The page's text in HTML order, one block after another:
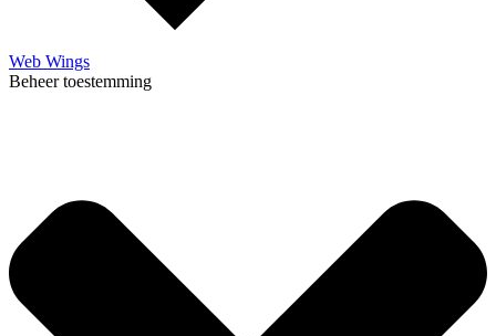
Web Wings
Beheer toestemming